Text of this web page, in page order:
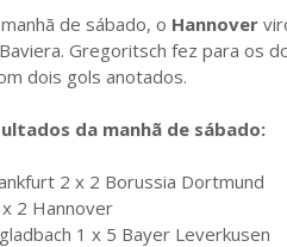
de sábado, o Hannover
Gregoritsch fez para os
dois gols anotados.
da manhã de sábado:
2 x 2 Borussia Dortmund
2 Hannover
1 x 5 Bayer Leverkusen